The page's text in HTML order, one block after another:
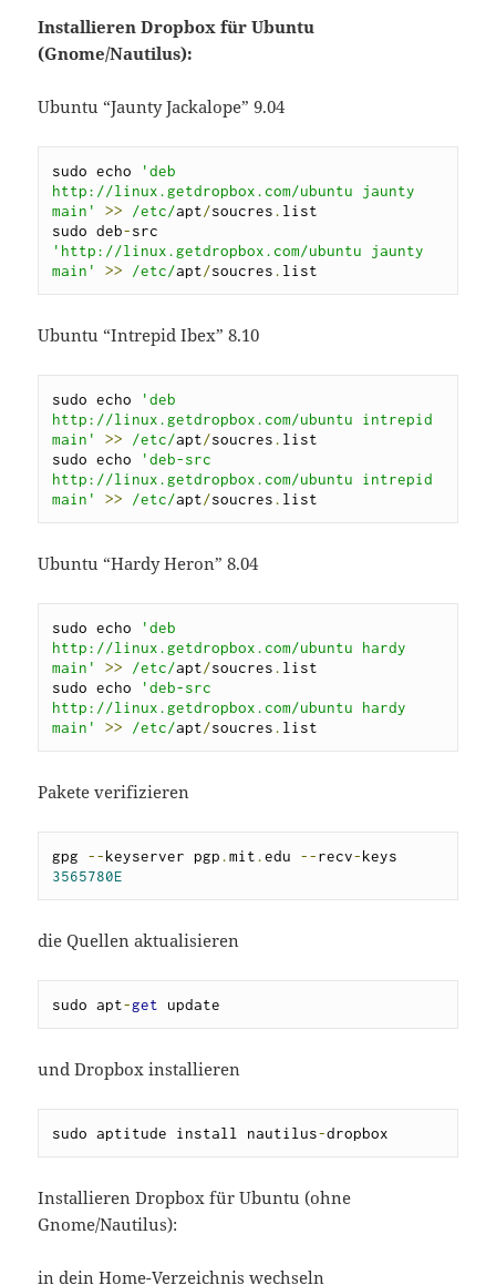
Installieren Dropbox für Ubuntu
(Gnome/Nautilus):
Ubuntu “Jaunty Jackalope” 9.04
sudo echo
'deb
http://linux.getdropbox.com/ubuntu jaunty
main'
>> /etc/apt/soucres . list
sudo deb-
'http://linux.getdropbox.com/ubuntu jaunty
main'
>> /etc/apt/soucres . list
Ubuntu “Intrepid Ibex” 8.10
sudo echo
'deb
http://linux.getdropbox.com/ubuntu intrepid
main'
>> /etc/apt/soucres . list
sudo echo
'deb-src
http://linux.getdropbox.com/ubuntu intrepid
main'
>> /etc/apt/soucres . list
Ubuntu “Hardy Heron” 8.04
sudo echo
'deb
http://linux.getdropbox.com/ubuntu hardy
main'
>> /etc/apt/soucres . list
sudo echo
'deb-src
http://linux.getdropbox.com/ubuntu hardy
main'
>> /etc/apt/soucres . list
Pakete verifizieren
gpg --keyserver pgp .mit .edu --recv-
3565780E
die Quellen aktualisieren
sudo apt-get update
und Dropbox installieren
sudo aptitude install nautilus-dropbox
Installieren Dropbox für Ubuntu (ohne
Gnome/Nautilus):
in dein Home-Verzeichnis wechseln